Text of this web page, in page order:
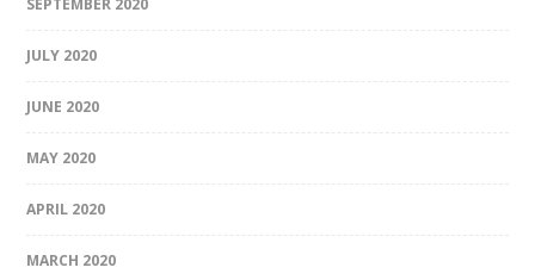
SEPTEMBER 2020
JULY 2020
JUNE 2020
MAY 2020
APRIL 2020
MARCH 2020